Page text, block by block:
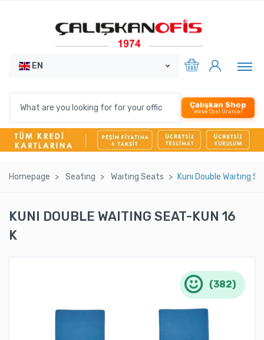
EN
Çalışkan Shop
Webe Özel Ürünler
Homepage Seatıng Waıtıng Seats Kunı Double Waıtıng
KUNI DOUBLE WAITING SEAT-KUN 16
K
(382)